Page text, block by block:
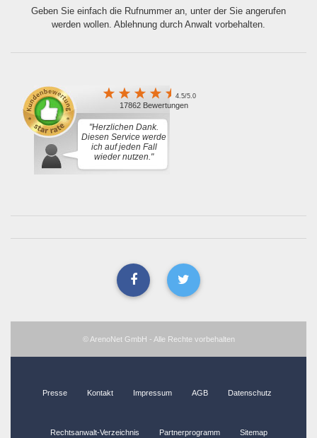
Geben Sie einfach die Rufnummer an, unter der Sie angerufen
werden wollen. Ablehnung durch Anwalt vorbehalten.
4.5/5.0
17862 Bewertungen
"Herzlichen Dank.
Diesen Service werde
ich auf jeden Fall
wieder nutzen."
© ArenoNet GmbH - Alle Rechte vorbehalten
Presse Kontakt Impressum AGB Datenschutz
Rechtsanwalt-Verzeichnis Partnerprogramm Sitemap